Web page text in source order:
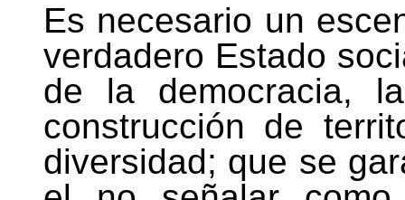
Es necesario un
verdadero Estado
de la democracia,
construcción de
diversidad; que se